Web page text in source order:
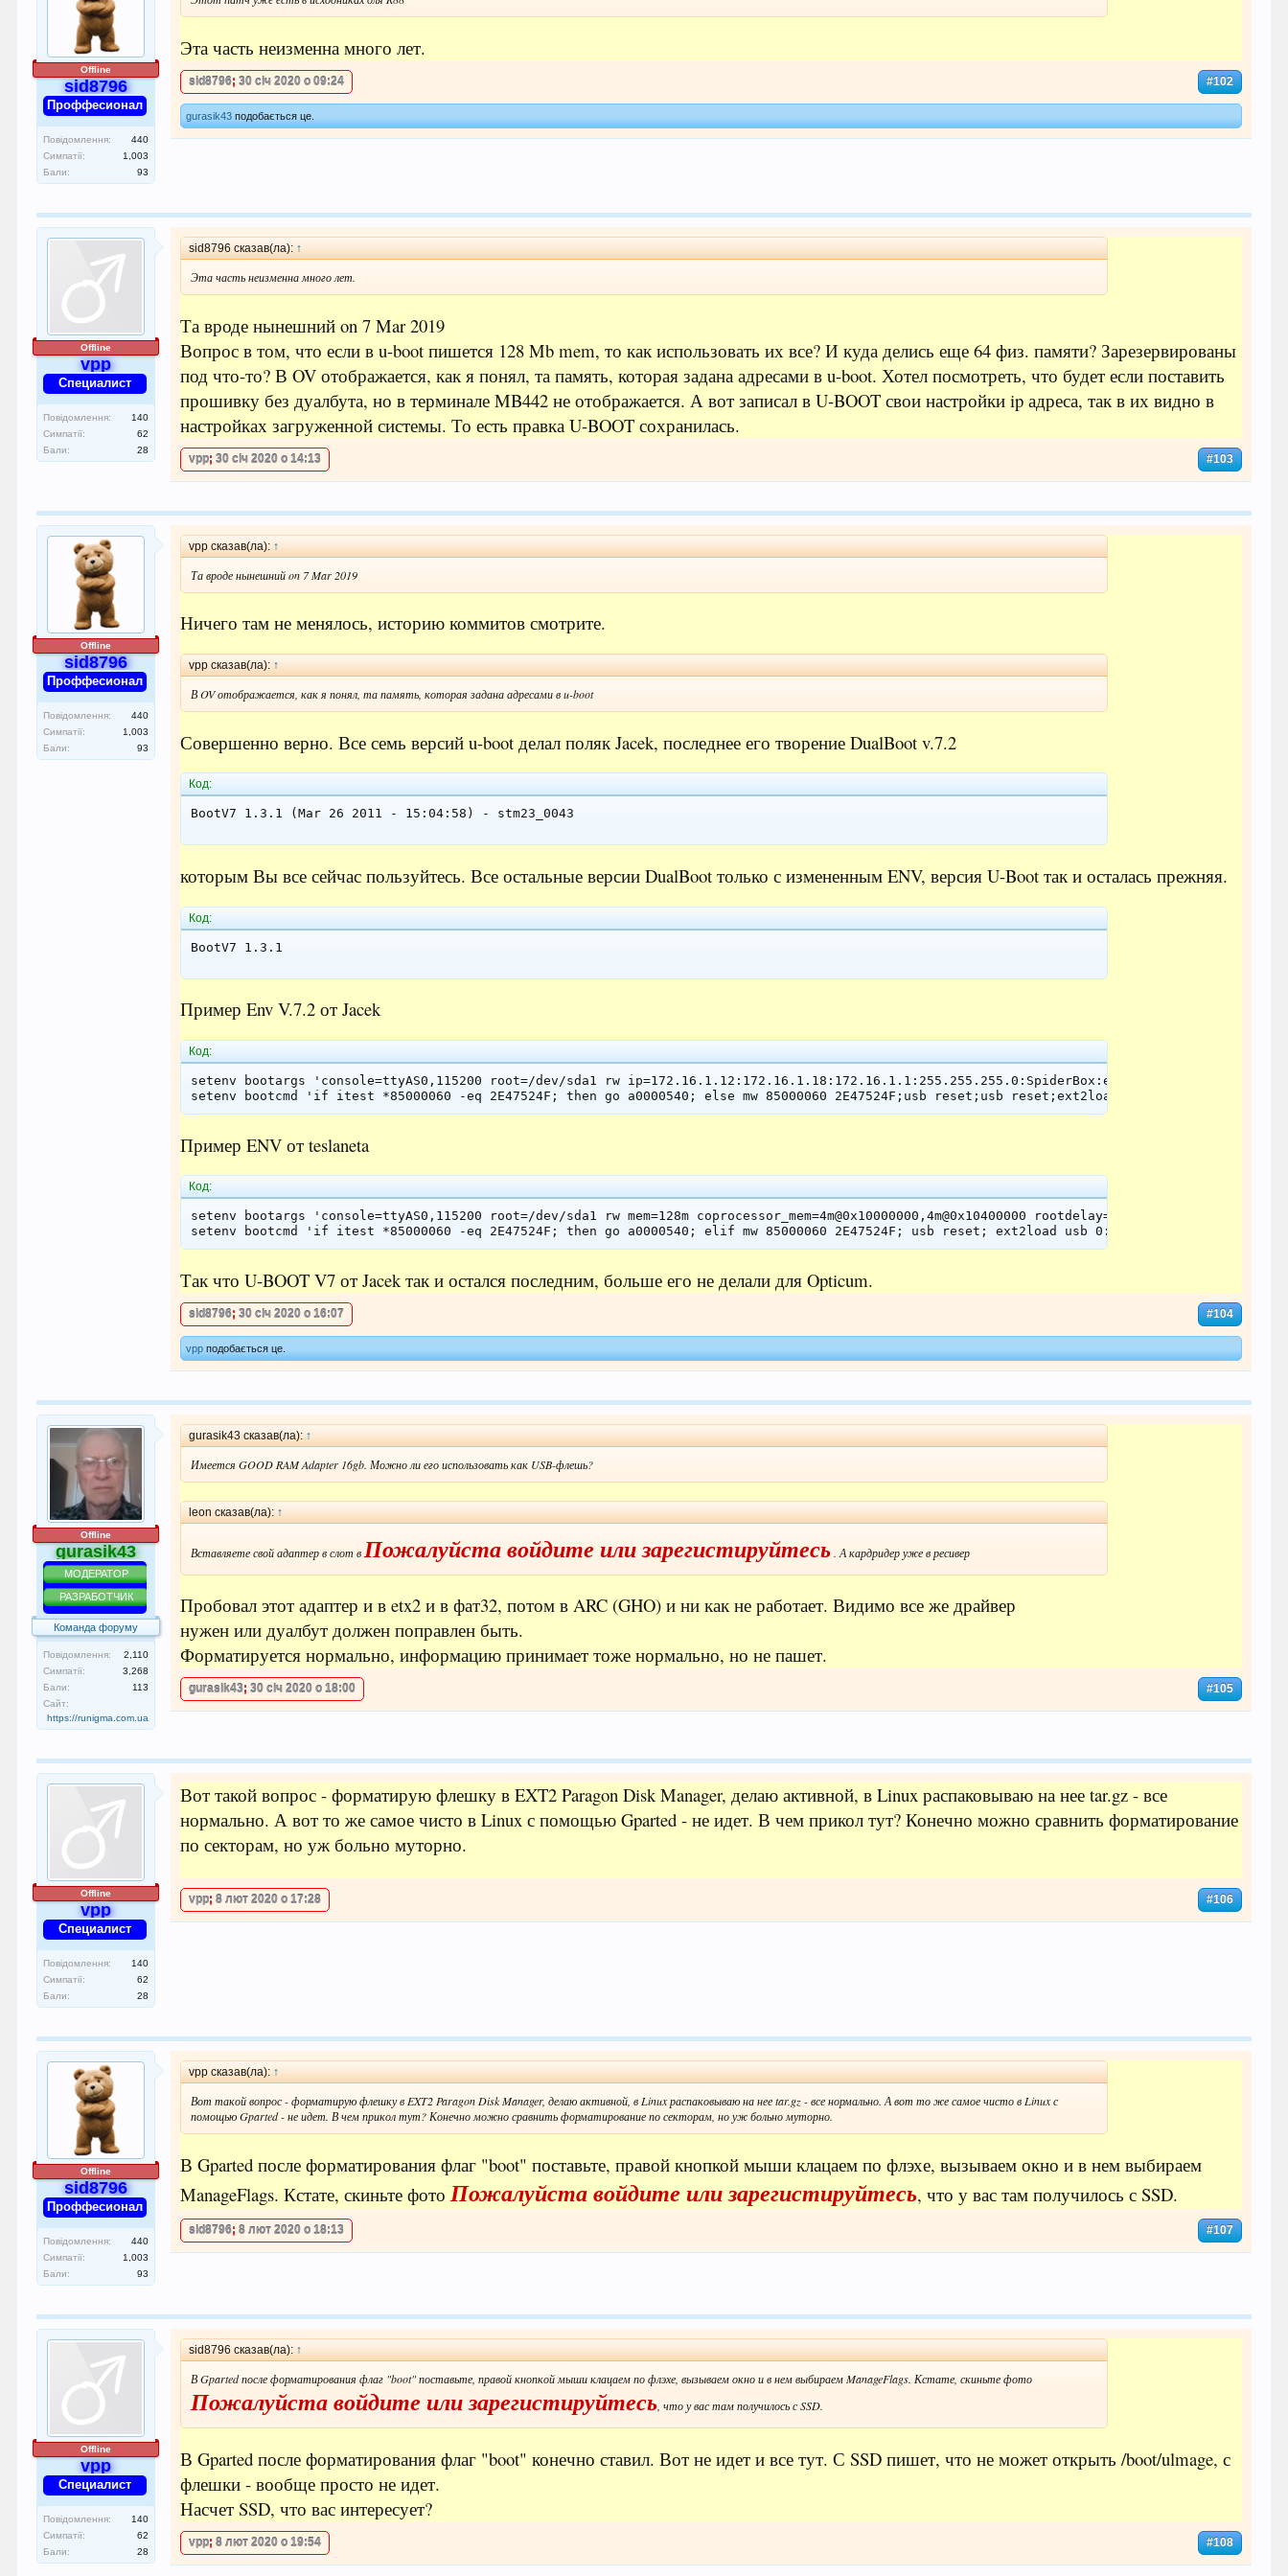
Offline
sid8796
Проффесионал
Повідомлення:
440
Симпатії:
1,003
Бали:
93
Эта часть неизменна много лет.
sid8796; 30 січ 2020 о 09:24 #102
gurasik43 подобається це.
Offline
vpp
Специалист
Повідомлення:
140
Симпатії:
62
Бали:
28
sid8796 сказав(ла):↑
Эта часть неизменна много лет.
Та вроде нынешний on 7 Mar 2019
Вопрос в том, что если в u-boot пишется 128 Mb mem, то как использовать их все? И куда делись еще 64 физ. памяти? Зарезервированы
под что-то? В OV отображается, как я понял, та память, которая задана адресами в u-boot. Хотел посмотреть, что будет если поставить
прошивку без дуалбута, но в терминале MB442 не отображается. А вот записал в U-BOOT свои настройки ip адреса, так в их видно в
настройках загруженной системы. То есть правка U-BOOT сохранилась.
vpp; 30 січ 2020 о 14:13 #103
Offline
sid8796
Проффесионал
Повідомлення:
440
Симпатії:
1,003
Бали:
93
vpp сказав(ла): ↑
Та вроде нынешний on 7 Mar 2019
Ничего там не менялось, историю коммитов смотрите.
vpp сказав(ла):↑
В OV отображается, как я понял, та память, которая задана адресами в u-boot
Совершенно верно. Все семь версий u-boot делал поляк Jacek, последнее его творение DualBoot v.7.2
Код:
BootV7 1.3.1 (Mar 26 2011 - 15:04:58) - stm23_0043
которым Вы все сейчас пользуйтесь. Все остальные версии DualBoot только с измененным ENV, версия U-Boot так и осталась прежняя.
Код:
BootV7 1.3.1
Пример Env V.7.2 от Jacek
Код:
setenv bootargs 'console=ttyAS0,115200 root=/dev/sda1 rw ip=172.16.1.12:172.16.1.18:172.16.1.1:255.255.255.0:SpiderBox:eth0:eek:ff
setenv bootcmd 'if itest *85000060 -eq 2E47524F; then go a0000540; else mw 85000060 2E47524F;usb reset;usb reset;ext2load usb 0:1 a5000000 /
Пример ENV от teslaneta
Код:
setenv bootargs 'console=ttyAS0,115200 root=/dev/sda1 rw mem=128m coprocessor_mem=4m@0x10000000,4m@0x10400000 rootdelay=7
Так что U-BOOT V7 от Jacek так и остался последним, больше его не делали для Opticum.
sid8796; 30 січ 2020 о 16:07 #104
vpp подобається це.
Offline
gurasik43
МОДЕРАТОР
РАЗРАБОТЧИК
Команда форуму
Повідомлення:
2,110
Симпатії:
3,268
Бали:
113
Сайт:
https://runigma.com.ua
gurasik43 сказав(ла):↑
Имеется GOOD RAM Adapter 16gb. Можно ли его использовать как USB-флешь?
leon сказав(ла): ↑
Вставляете свой адаптер в слот в Пожалуйста войдите или зарегистируйтесь. А кардридер уже в ресивер
Пробовал этот адаптер и в etx2 и в фат32, потом в ARC (GHO) и ни как не работает. Видимо все же драйвер
нужен или дуалбут должен поправлен быть.
Форматируется нормально, информацию принимает тоже нормально, но не пашет.
gurasik43; 30 січ 2020 о 18:00 #105
Offline
vpp
Специалист
Повідомлення:
140
Симпатії:
62
Бали:
28
Вот такой вопрос - форматирую флешку в EXT2 Paragon Disk Manager, делаю активной, в Linux распаковываю на нее tar.gz - все
нормально. А вот то же самое чисто в Linux с помощью Gparted - не идет. В чем прикол тут? Конечно можно сравнить форматирование
по секторам, но уж больно муторно.
vpp; 8 лют 2020 о 17:28 #106
Offline
sid8796
Проффесионал
Повідомлення:
440
Симпатії:
1,003
Бали:
93
vpp сказав(ла):↑
Вот такой вопрос - форматирую флешку в EXT2 Paragon Disk Manager, делаю активной, в Linux распаковываю на нее tar.gz - все нормально. А вот то же самое чисто в Linux с
помощью Gparted - не идет. В чем прикол тут? Конечно можно сравнить форматирование по секторам, но уж больно муторно.
В Gparted после форматирования флаг "boot" поставьте, правой кнопкой мыши клацаем по флэхе, вызываем окно и в нем выбираем
ManageFlags. Кстате, скиньте фото Пожалуйста войдите или зарегистируйтесь, что у вас там получилось с SSD.
sid8796; 8 лют 2020 о 18:13 #107
Offline
vpp
Специалист
Повідомлення:
140
Симпатії:
62
Бали:
28
sid8796 сказав(ла):↑
В Gparted после форматирования флаг "boot" поставьте, правой кнопкой мыши клацаем по флэхе, вызываем окно и в нем выбираем ManageFlags. Кстате, скиньте фото
Пожалуйста войдите или зарегистируйтесь , что у вас там получилось с SSD.
В Gparted после форматирования флаг "boot" конечно ставил. Вот не идет и все тут. С SSD пишет, что не может открыть /boot/ulmage, с
флешки - вообще просто не идет.
Насчет SSD, что вас интересует?
vpp; 8 лют 2020 о 19:54 #108